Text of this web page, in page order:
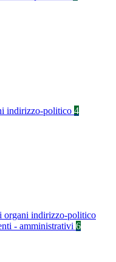
indirizzo-politico 4
organi indirizzo-politico
- amministrativi 6